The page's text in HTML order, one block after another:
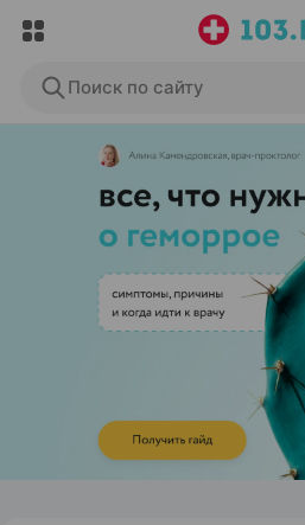
Поиск по сайту
ЭФФЕКТИВНАЯ